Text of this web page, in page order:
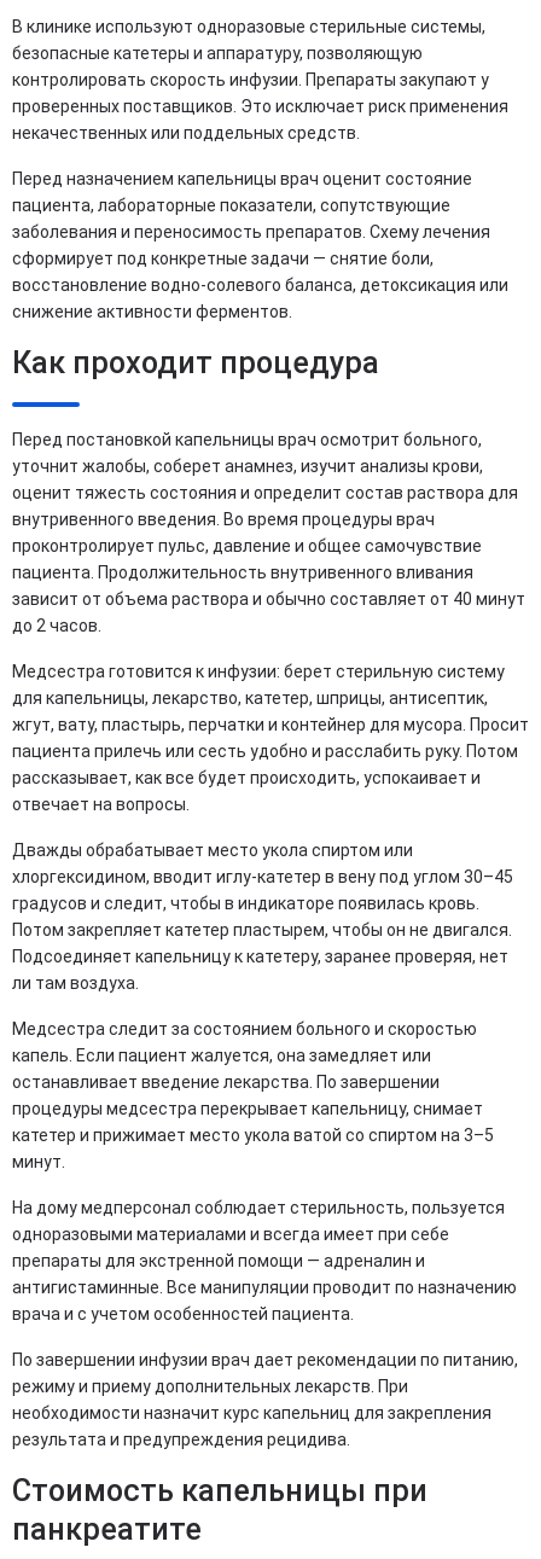
В клинике используют одноразовые стерильные системы,
безопасные катетеры и аппаратуру, позволяющую
контролировать скорость инфузии. Препараты закупают у
проверенных поставщиков. Это исключает риск применения
некачественных или поддельных средств.
Перед назначением капельницы врач оценит состояние
пациента, лабораторные показатели, сопутствующие
заболевания и переносимость препаратов. Схему лечения
сформирует под конкретные задачи — снятие боли,
восстановление водно-солевого баланса, детоксикация или
снижение активности ферментов.
Как проходит процедура
Перед постановкой капельницы врач осмотрит больного,
уточнит жалобы, соберет анамнез, изучит анализы крови,
оценит тяжесть состояния и определит состав раствора для
внутривенного введения. Во время процедуры врач
проконтролирует пульс, давление и общее самочувствие
пациента. Продолжительность внутривенного вливания
зависит от объема раствора и обычно составляет от 40 минут
до 2 часов.
Медсестра готовится к инфузии: берет стерильную систему
для капельницы, лекарство, катетер, шприцы, антисептик,
жгут, вату, пластырь, перчатки и контейнер для мусора. Просит
пациента прилечь или сесть удобно и расслабить руку. Потом
рассказывает, как все будет происходить, успокаивает и
отвечает на вопросы.
Дважды обрабатывает место укола спиртом или
хлоргексидином, вводит иглу-катетер в вену под углом 30–45
градусов и следит, чтобы в индикаторе появилась кровь.
Потом закрепляет катетер пластырем, чтобы он не двигался.
Подсоединяет капельницу к катетеру, заранее проверяя, нет
ли там воздуха.
Медсестра следит за состоянием больного и скоростью
капель. Если пациент жалуется, она замедляет или
останавливает введение лекарства. По завершении
процедуры медсестра перекрывает капельницу, снимает
катетер и прижимает место укола ватой со спиртом на 3–5
минут.
На дому медперсонал соблюдает стерильность, пользуется
одноразовыми материалами и всегда имеет при себе
препараты для экстренной помощи — адреналин и
антигистаминные. Все манипуляции проводит по назначению
врача и с учетом особенностей пациента.
По завершении инфузии врач дает рекомендации по питанию,
режиму и приему дополнительных лекарств. При
необходимости назначит курс капельниц для закрепления
результата и предупреждения рецидива.
Стоимость капельницы при
панкреатите